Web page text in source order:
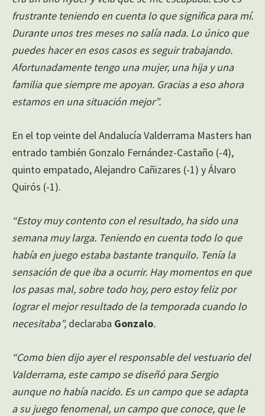
frustrante teniendo en cuenta lo que significa para mí.
Durante unos tres meses no salía nada. Lo único que
puedes hacer en esos casos es seguir trabajando.
Afortunadamente tengo una mujer, una hija y una
familia que siempre me apoyan. Gracias a eso ahora
estamos en una situación mejor”.
En el top veinte del Andalucía Valderrama Masters han
entrado también Gonzalo Fernández-Castaño (-4),
quinto empatado, Alejandro Cañizares (-1) y Álvaro
Quirós (-1).
“Estoy muy contento con el resultado, ha sido una
semana muy larga. Teniendo en cuenta todo lo que
había en juego estaba bastante tranquilo. Tenía la
sensación de que iba a ocurrir. Hay momentos en que
los pasas mal, sobre todo hoy, pero estoy feliz por
lograr el mejor resultado de la temporada cuando lo
necesitaba”, declaraba Gonzalo.
“Como bien dijo ayer el responsable del vestuario del
Valderrama, este campo se diseñó para Sergio
aunque no había nacido. Es un campo que se adapta
a su juego fenomenal, un campo que conoce, que le